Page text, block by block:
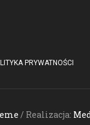
PRYWATNOŚCI
/ Realizacja: